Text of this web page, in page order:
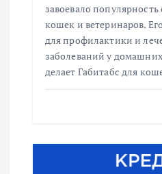
завоевало популярность
кошек и ветеринаров.
для профилактики и
заболеваний у
делает Габитабс для